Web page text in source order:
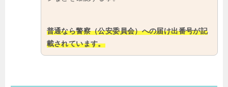
普通なら警察（公安委員会）への届け出番号が記
載されています。